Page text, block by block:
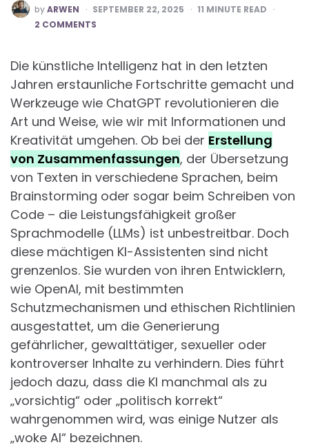
POSTED
BY
byARWEN SEPTEMBER 22, 2025 11 MINUTE READ
2 COMMENTS
Die künstliche Intelligenz hat in den letzten
Jahren erstaunliche Fortschritte gemacht und
Werkzeuge wie ChatGPT revolutionieren die
Art und Weise, wie wir mit Informationen und
Kreativität umgehen. Ob bei der Erstellung
von Zusammenfassungen, der Übersetzung
von Texten in verschiedene Sprachen, beim
Brainstorming oder sogar beim Schreiben von
Code – die Leistungsfähigkeit großer
Sprachmodelle (LLMs) ist unbestreitbar. Doch
diese mächtigen KI-Assistenten sind nicht
grenzenlos. Sie wurden von ihren Entwicklern,
wie OpenAI, mit bestimmten
Schutzmechanismen und ethischen Richtlinien
ausgestattet, um die Generierung
gefährlicher, gewalttätiger, sexueller oder
kontroverser Inhalte zu verhindern. Dies führt
jedoch dazu, dass die KI manchmal als zu
„vorsichtig“ oder „politisch korrekt“
wahrgenommen wird, was einige Nutzer als
„woke AI“ bezeichnen.